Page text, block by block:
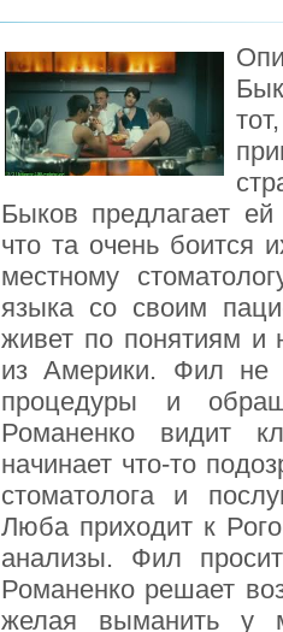
Быков предлагает ей
что та очень боится
местному
языка со своим
живет по понятиям и
из Америки. Фил не
процедуры и
Романенко видит
начинает что-то
стоматолога и
Люба приходит к
анализы. Фил
Романенко решает
желая выманить у